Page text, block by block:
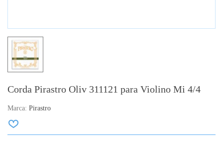
Corda Pirastro Oliv 311121 para Violino Mi 4/4
Marca: Pirastro